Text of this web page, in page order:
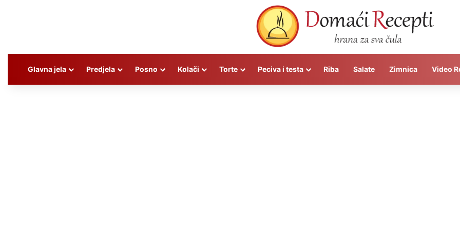
Glavna jela Predjela Posno Kolači Torte Peciva i testa Riba Salate Zimnica Video